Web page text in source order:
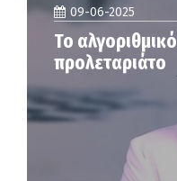
09-06-2025
Το αλγοριθμικό
προλεταριάτο